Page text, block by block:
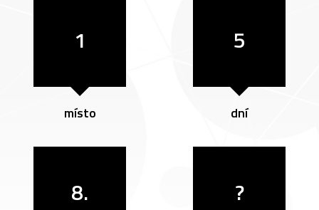
1
místo
5
dní
8. ?